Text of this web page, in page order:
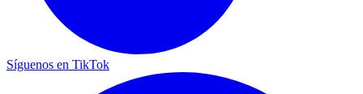
Síguenos en TikTok